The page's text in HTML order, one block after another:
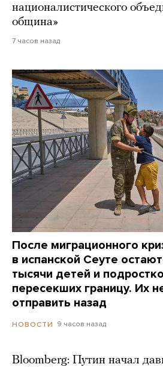
националистического
община»
7 часов назад
После миграционного
в испанской Сеуте
тысячи детей и
пересекших границу. Их
отправить назад
НОВОСТИ 9 часов назад
Bloomberg: Путин начал